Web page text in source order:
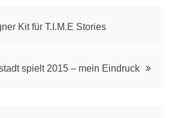
Kit für T.I.M.E Stories
spielt 2015 – mein Eindruck